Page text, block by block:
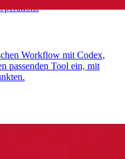
Workflow mit Codex,
passenden Tool ein, mit